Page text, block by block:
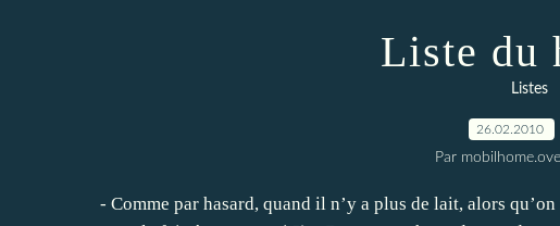
Liste du
Listes
26.02.2010
Par
- Comme par hasard, quand il n’y a plus de lait, alors